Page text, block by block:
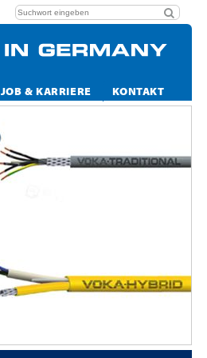
JOB & KARRIERE KONTAKT